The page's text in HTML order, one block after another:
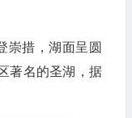
崇措，湖面呈圆
著名的圣湖，据